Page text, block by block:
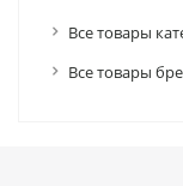
Все товары
Все товары